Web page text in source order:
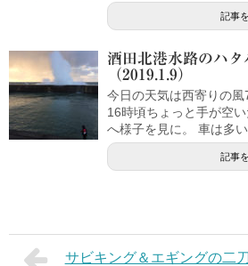
記事
酒田北港水路のハタ
（2019.1.9）
今日の天気は西寄りの風
16時頃ちょっと手が空
へ様子を見に。 車は多い
記事
サビキング＆エギングの二